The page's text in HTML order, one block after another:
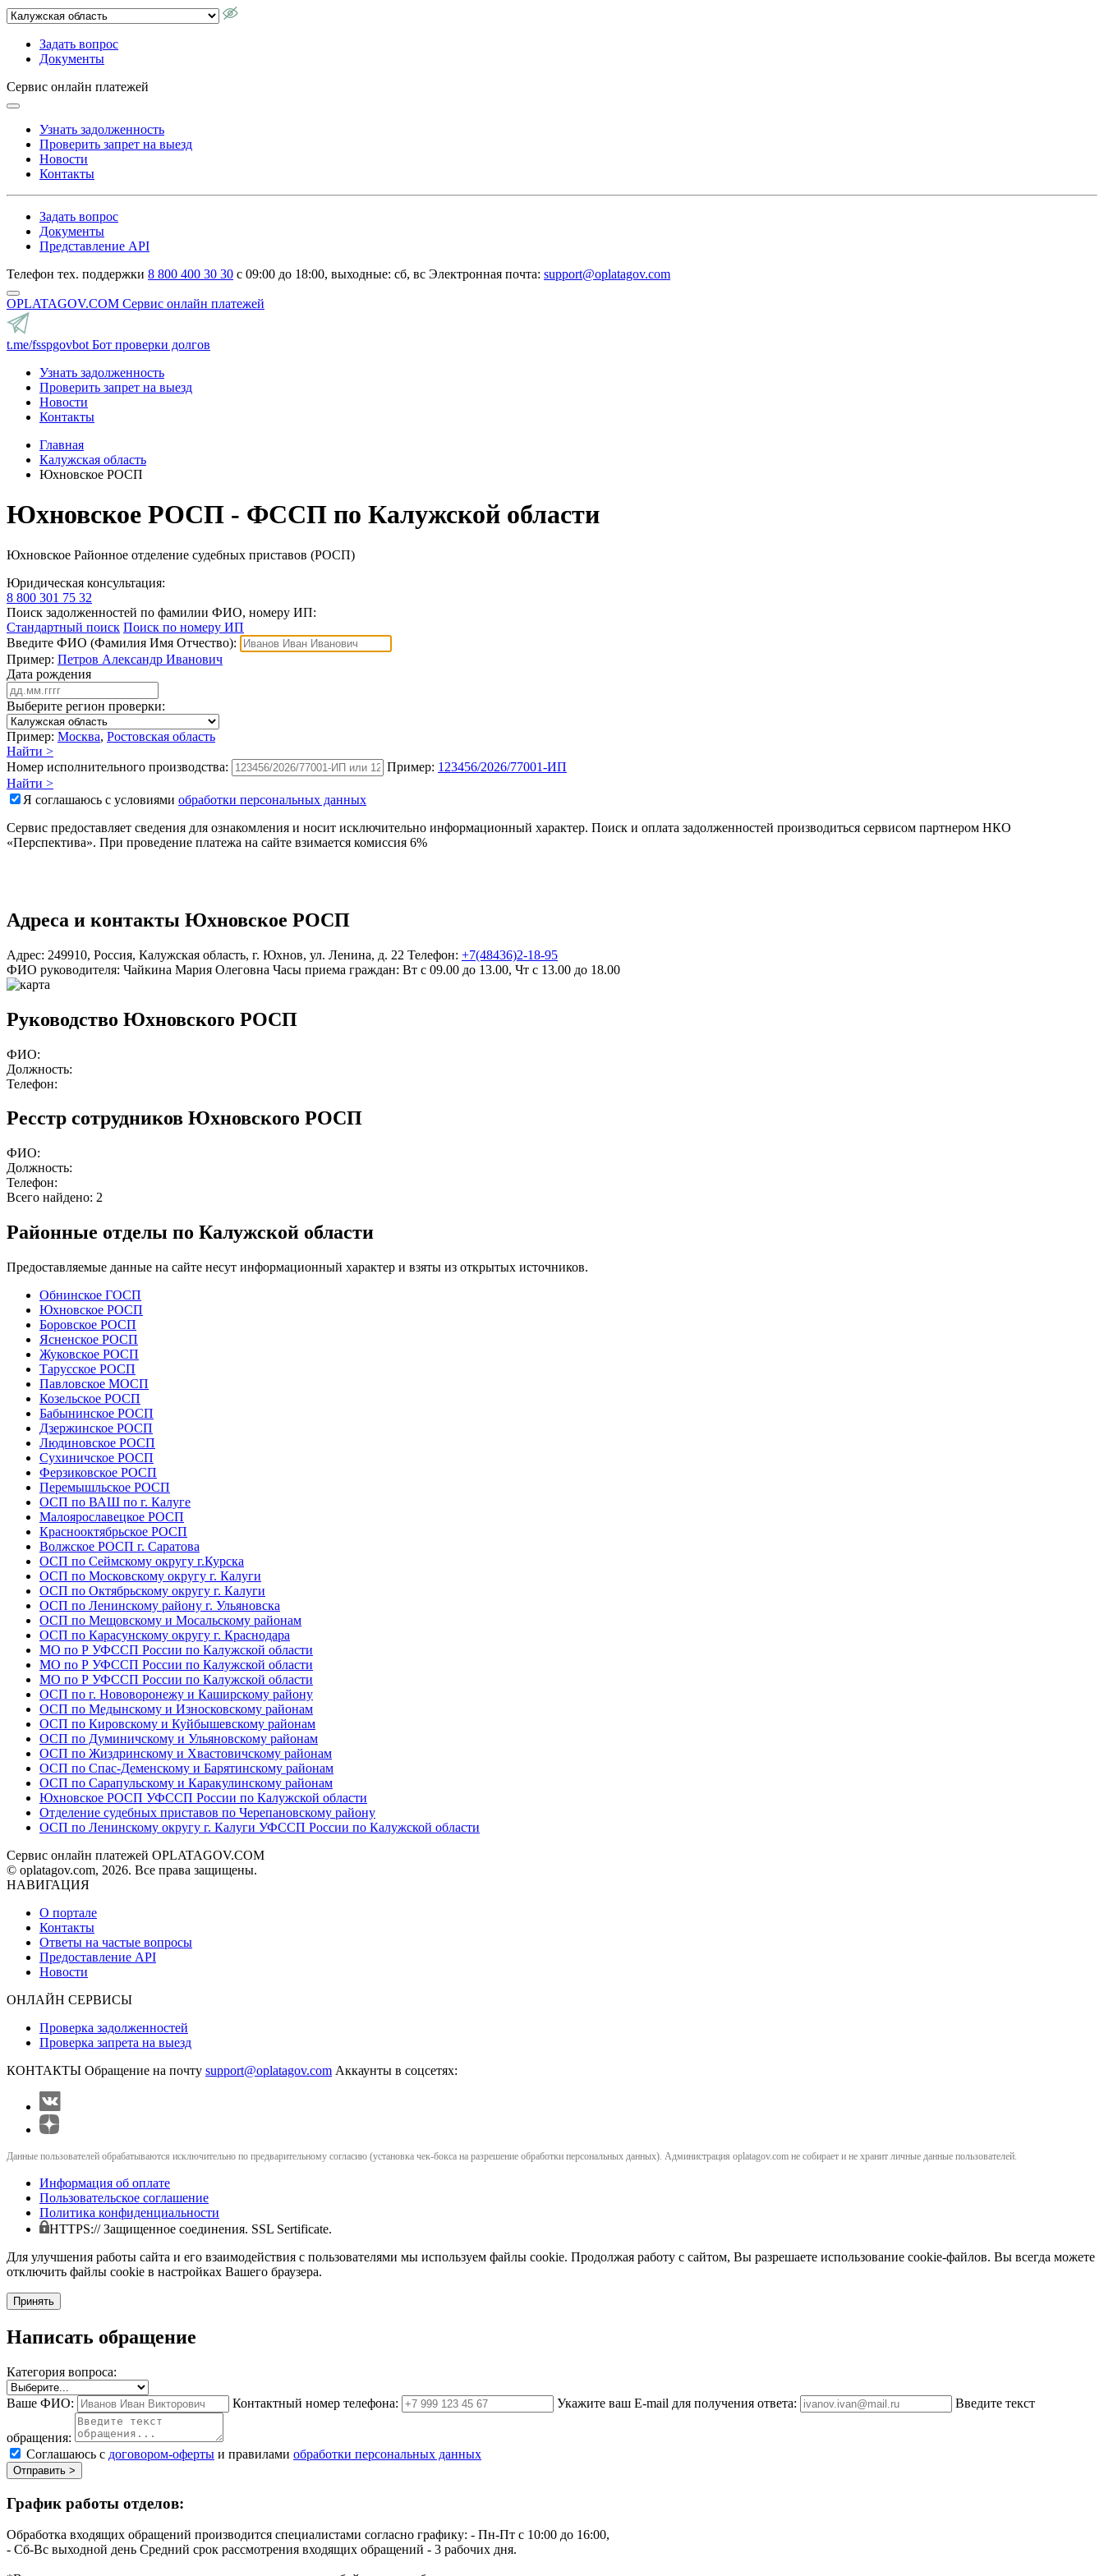
Задать вопрос
Документы
Сервис онлайн платежей
Узнать задолженность
Проверить запрет на выезд
Новости
Контакты
Задать вопрос
Документы
Представление API
Телефон тех. поддержки 8 800 400 30 30 с 09:00 до 18:00, выходные: сб, вс Электронная почта: support@oplatagov.com
OPLATAGOV.COM Сервис онлайн платежей
t.me/fsspgovbot Бот проверки долгов
Узнать задолженность
Проверить запрет на выезд
Новости
Контакты
Главная
Калужская область
Юхновское РОСП
Юхновское РОСП - ФССП по Калужской области
Юхновское Районное отделение судебных приставов (РОСП)
Юридическая консультация:
8 800 301 75 32
Поиск задолженностей по фамилии ФИО, номеру ИП:
Стандартный поиск Поиск по номеру ИП
Введите ФИО (Фамилия Имя Отчество):
Пример: Петров Александр Иванович
Дата рождения
Выберите регион проверки:
Пример: Москва, Ростовская область
Найти >
Номер исполнительного производства:
Пример: 123456/2026/77001-ИП
Найти >
Я соглашаюсь с условиями обработки персональных данных
Сервис предоставляет сведения для ознакомления и носит исключительно информационный характер. Поиск и оплата задолженностей производиться сервисом партнером НКО
«Перспектива». При проведение платежа на сайте взимается комиссия 6%
Адреса и контакты Юхновское РОСП
Адрес: 249910, Россия, Калужская область, г. Юхнов, ул. Ленина, д. 22 Телефон: +7(48436)2-18-95
ФИО руководителя: Чайкина Мария Олеговна Часы приема граждан: Вт с 09.00 до 13.00, Чт с 13.00 до 18.00
Руководство Юхновского РОСП
ФИО:
Должность:
Телефон:
Ресстр сотрудников Юхновского РОСП
ФИО:
Должность:
Телефон:
Всего найдено: 2
Районные отделы по Калужской области
Предоставляемые данные на сайте несут информационный характер и взяты из открытых источников.
Обнинское ГОСП
Юхновское РОСП
Боровское РОСП
Ясненское РОСП
Жуковское РОСП
Тарусское РОСП
Павловское МОСП
Козельское РОСП
Бабынинское РОСП
Дзержинское РОСП
Людиновское РОСП
Сухиничское РОСП
Ферзиковское РОСП
Перемышльское РОСП
ОСП по ВАШ по г. Калуге
Малоярославецкое РОСП
Краснооктябрьское РОСП
Волжское РОСП г. Саратова
ОСП по Сеймскому округу г.Курска
ОСП по Московскому округу г. Калуги
ОСП по Октябрьскому округу г. Калуги
ОСП по Ленинскому району г. Ульяновска
ОСП по Мещовскому и Мосальскому районам
ОСП по Карасунскому округу г. Краснодара
МО по Р УФССП России по Калужской области
МО по Р УФССП России по Калужской области
МО по Р УФССП России по Калужской области
ОСП по г. Нововоронежу и Каширскому району
ОСП по Медынскому и Износковскому районам
ОСП по Кировскому и Куйбышевскому районам
ОСП по Думиничскому и Ульяновскому районам
ОСП по Жиздринскому и Хвастовичскому районам
ОСП по Спас-Деменскому и Барятинскому районам
ОСП по Сарапульскому и Каракулинскому районам
Юхновское РОСП УФССП России по Калужской области
Отделение судебных приставов по Черепановскому району
ОСП по Ленинскому округу г. Калуги УФССП России по Калужской области
Сервис онлайн платежей OPLATAGOV.COM
© oplatagov.com, 2026. Все права защищены.
НАВИГАЦИЯ
О портале
Контакты
Ответы на частые вопросы
Предоставление API
Новости
ОНЛАЙН СЕРВИСЫ
Проверка задолженностей
Проверка запрета на выезд
КОНТАКТЫ Обращение на почту support@oplatagov.com Аккаунты в соцсетях:
Данные пользователей обрабатываются исключительно по предварительному согласию (установка чек-бокса на разрешение обработки персональных данных). Администрация oplatagov.com не собирает и не хранит личные данные пользователей.
Информация об оплате
Пользовательское соглашение
Политика конфиденциальности
HTTPS:// Защищенное соединения. SSL Sertificate.
Для улучшения работы сайта и его взаимодействия с пользователями мы используем файлы cookie. Продолжая работу с сайтом, Вы разрешаете использование cookie-файлов. Вы всегда можете
отключить файлы cookie в настройках Вашего браузера.
Принять
Написать обращение
Категория вопроса:
Ваше ФИО: Контактный номер телефона: Укажите ваш E-mail для получения ответа: Введите текст
обращения:
Соглашаюсь с договором-оферты и правилами обработки персональных данных
Отправить >
График работы отделов:
Обработка входящих обращений производится специалистами согласно графику: - Пн-Пт с 10:00 до 16:00,
- Сб-Вс выходной день Средний срок рассмотрения входящих обращений - 3 рабочих дня.